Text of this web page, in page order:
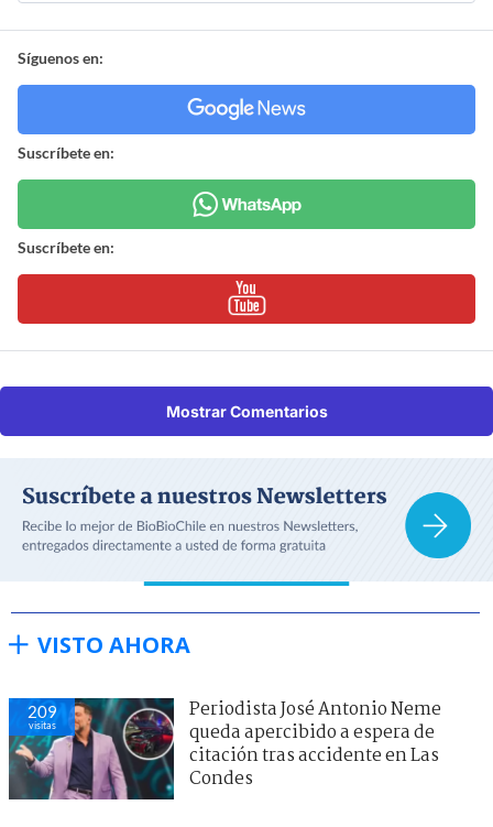
Síguenos en:
Suscríbete en:
Suscríbete en:
Mostrar Comentarios
VISTO AHORA
209
visitas
Periodista José Antonio Neme
queda apercibido a espera de
citación tras accidente en Las
Condes